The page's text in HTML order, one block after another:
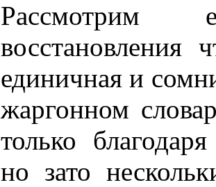
восстановления
единичная и
жаргонном
только
но зато